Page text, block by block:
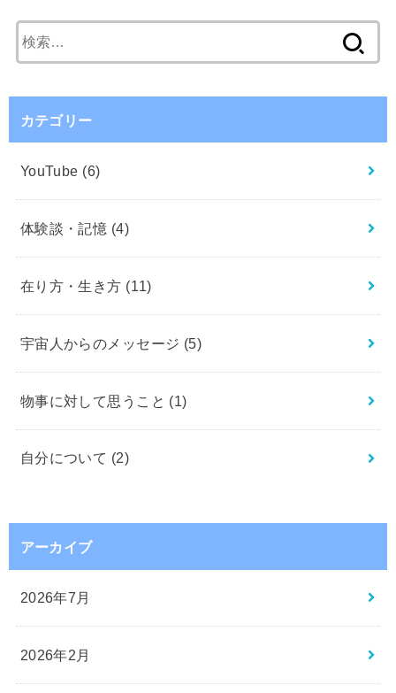
索:
カテゴリー
YouTube (6)
体験談・記憶 (4)
在り方・生き方 (11)
宇宙人からのメッセージ (5)
物事に対して思うこと (1)
自分について (2)
アーカイブ
2026年7月
2026年2月